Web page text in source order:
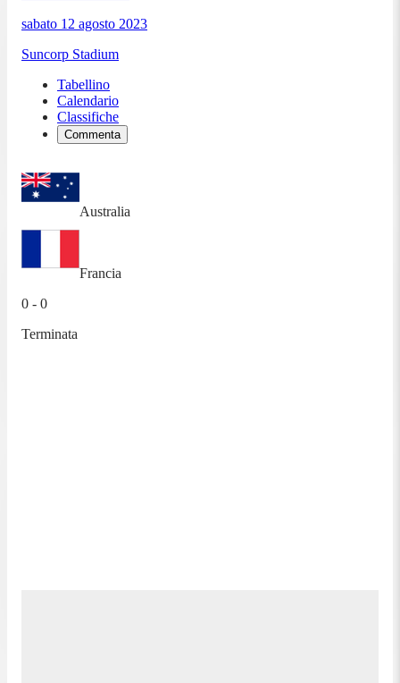
sabato 12 agosto 2023
Suncorp Stadium
Tabellino
Calendario
Classifiche
Commenta
Australia
Francia
0 - 0
Terminata